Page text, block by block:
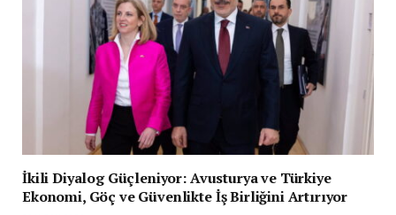
İkili Diyalog Güçleniyor: Avusturya ve Türkiye
Ekonomi, Göç ve Güvenlikte İş Birliğini Artırıyor